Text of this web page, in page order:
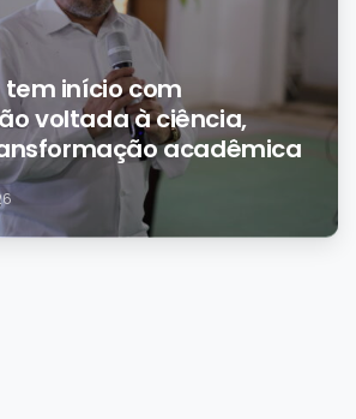
tem início com
voltada à ciência,
acadêmica